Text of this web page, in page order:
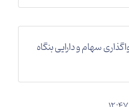
سهام و دارایی بنگاه